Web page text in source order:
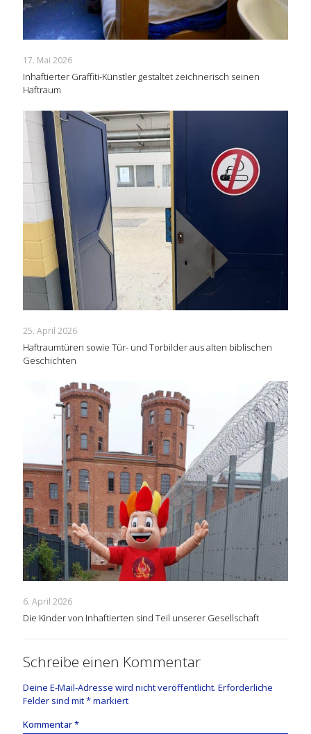
17. Mai 2026
Inhaftierter Graffiti-Künstler gestaltet zeichnerisch seinen
Haftraum
25. April 2026
Haftraumtüren sowie Tür- und Torbilder aus alten biblischen
Geschichten
6. April 2026
Die Kinder von Inhaftierten sind Teil unserer Gesellschaft
Schreibe einen Kommentar
Deine E-Mail-Adresse wird nicht veröffentlicht. Erforderliche
Felder sind mit*markiert
Kommentar*